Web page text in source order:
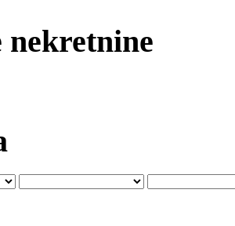
nekretnine